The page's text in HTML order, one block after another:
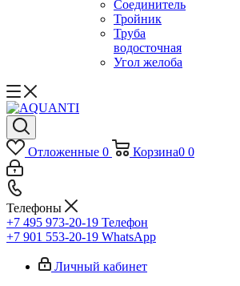
Соединитель
Тройник
Труба
водосточная
Угол желоба
Отложенные 0 Корзина0 0
Телефоны
+7 495 973-20-19 Телефон
+7 901 553-20-19 WhatsApp
Личный кабинет